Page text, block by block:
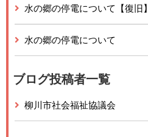
水の郷の停電について【復旧】
水の郷の停電について
ブログ投稿者一覧
柳川市社会福祉協議会